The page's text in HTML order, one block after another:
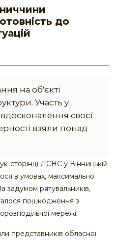
до
на об'єкті
Участь у
своєї
взяли понад
сторінці ДСНС у Вінницькій
в умовах, максимально
задумом рятувальників,
пошкодження з
мережі.
представників обласної